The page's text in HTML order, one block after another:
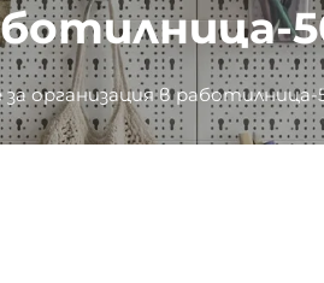
организация в работилница-